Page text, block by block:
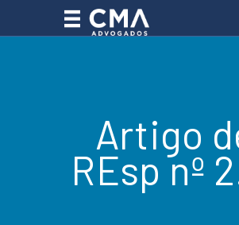
Artigo
REsp nº